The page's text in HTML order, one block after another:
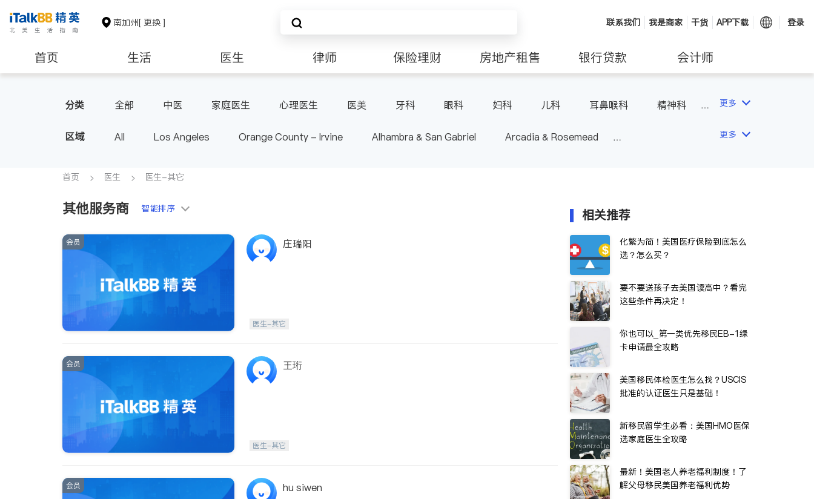
南加州[ 更换 ] 联系我们 我是商家 干货 APP下载 登录
首页 生活 医生 律师 保险理财 房地产租售 银行贷款 会计师
分类 全部 中医 家庭医生 心理医生 医美 牙科 眼科 妇科 儿科 耳鼻喉科
精神科
脊椎神经科
呼吸科 医生-其它 内分泌科 骨科
更多
区域 All Los Angeles Orange County - Irvine Alhambra & San Gabriel
Arcadia & Rosemead
Inyo & San Bernardino
更多
首页 医生 医生-其它
其他服务商 智能排序
会员 庄瑞阳
医生-其它
会员 王珩
医生-其它
会员 hu siwen
相关推荐
化繁为简！美国医疗保险到底怎么
选？怎么买？
要不要送孩子去美国读高中？看完
这些条件再决定！
你也可以_第一类优先移民EB-1绿
卡申请最全攻略
美国移民体检医生怎么找？USCIS
批准的认证医生只是基础！
新移民留学生必看：美国HMO医保
选家庭医生全攻略
最新！美国老人养老福利制度！了
解父母移民美国养老福利优势